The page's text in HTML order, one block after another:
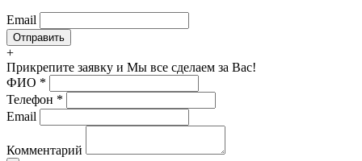
Email
+
Прикрепите заявку и Мы все сделаем за Вас!
ФИО *
Телефон *
Email
Комментарий